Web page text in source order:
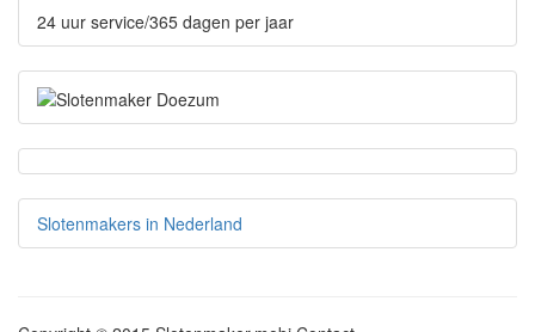
24 uur service/365 dagen per jaar
Slotenmakers in Nederland